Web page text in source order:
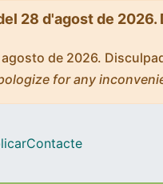
28 d'agost de 2026.
de 2026.
for any
Contacte